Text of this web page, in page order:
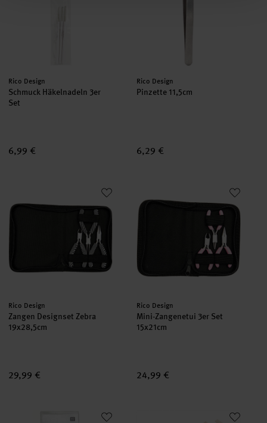
Hersteller:
Rico Design
Schmuck Häkelnadeln 3er
Set
6,99 €
Hersteller:
Rico Design
Pinzette 11,5cm
6,29 €
Zangen Designset Zebra 19x28,5cm
Hersteller:
Rico Design
Zangen Designset Zebra
19x28,5cm
29,99 €
Mini-Zangenetui 3er Set
Hersteller:
Rico Design
Mini-Zangenetui 3er Set
15x21cm
24,99 €
Webrahmen natur 27x11x1,8cm